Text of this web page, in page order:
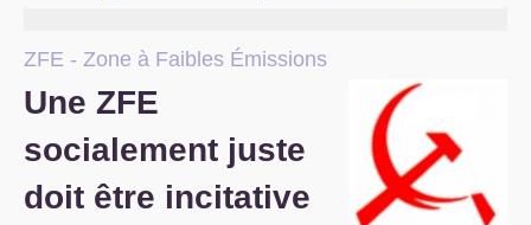
ZFE - Zone à Faibles Émissions
Une ZFE
socialement juste
doit être incitative